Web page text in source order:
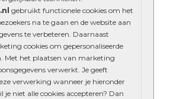
gebruikt functionele cookies om het
na te gaan en de website aan
te verbeteren. Daarnaast
cookies om gepersonaliseerde
Met het plaatsen van marketing
verwerkt. Je geeft
verwerking wanneer je hieronder
je niet alle cookies accepteren? Dan